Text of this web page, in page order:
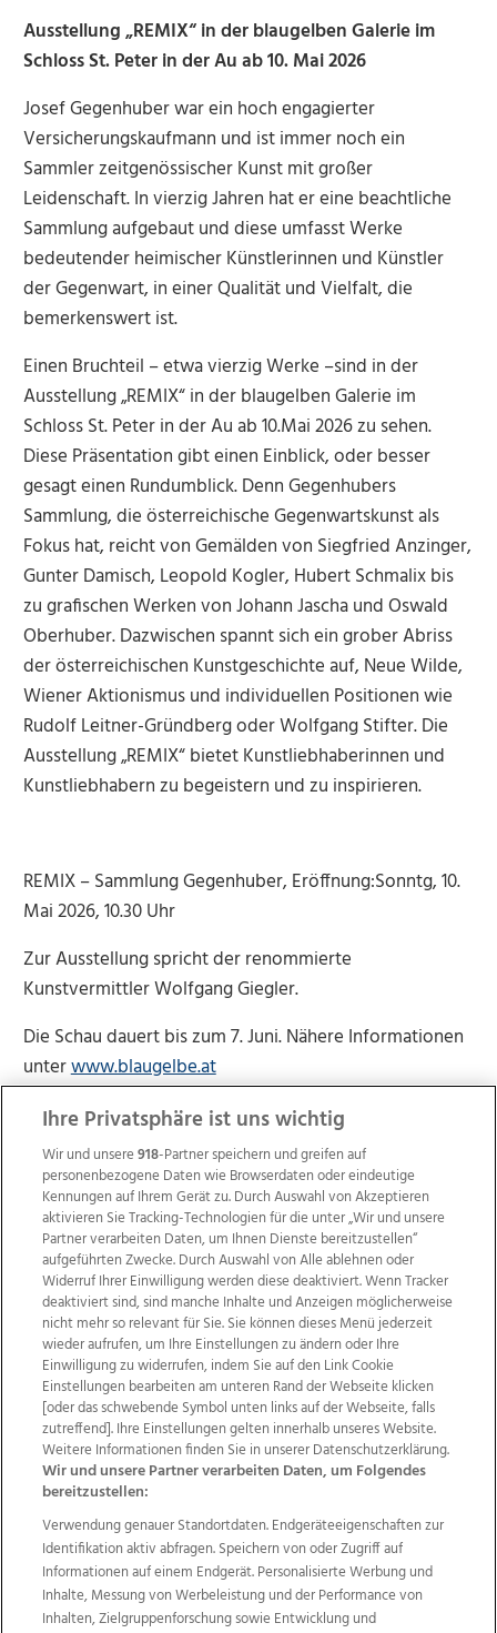
Ausstellung „REMIX“ in der blaugelben Galerie im
Schloss St. Peter in der Au ab 10. Mai 2026
Josef Gegenhuber war ein hoch engagierter
Versicherungskaufmann und ist immer noch ein
Sammler zeitgenössischer Kunst mit großer
Leidenschaft. In vierzig Jahren hat er eine beachtliche
Sammlung aufgebaut und diese umfasst Werke
bedeutender heimischer Künstlerinnen und Künstler
der Gegenwart, in einer Qualität und Vielfalt, die
bemerkenswert ist.
Einen Bruchteil – etwa vierzig Werke –sind in der
Ausstellung „REMIX“ in der blaugelben Galerie im
Schloss St. Peter in der Au ab 10.Mai 2026 zu sehen.
Diese Präsentation gibt einen Einblick, oder besser
gesagt einen Rundumblick. Denn Gegenhubers
Sammlung, die österreichische Gegenwartskunst als
Fokus hat, reicht von Gemälden von Siegfried Anzinger,
Gunter Damisch, Leopold Kogler, Hubert Schmalix bis
zu grafischen Werken von Johann Jascha und Oswald
Oberhuber. Dazwischen spannt sich ein grober Abriss
der österreichischen Kunstgeschichte auf, Neue Wilde,
Wiener Aktionismus und individuellen Positionen wie
Rudolf Leitner-Gründberg oder Wolfgang Stifter. Die
Ausstellung „REMIX“ bietet Kunstliebhaberinnen und
Kunstliebhabern zu begeistern und zu inspirieren.
REMIX – Sammlung Gegenhuber, Eröffnung:Sonntg, 10.
Mai 2026, 10.30 Uhr
Zur Ausstellung spricht der renommierte
Kunstvermittler Wolfgang Giegler.
Die Schau dauert bis zum 7. Juni. Nähere Informationen
unterwww.blaugelbe.at
Wir über uns Mediadaten Kontakt
Jobs
Datenschutz
Impressum
AGB Anzeigekunden
AGB Website
Ehrenkodex Politische Werbung
Weitere Angebote des Medienhauses Wimmer
TV1 di-mog-i.at OÖNow
Ischler Woche
Life Radio
OÖNachrichten
OÖN Immobilien
OÖN Karriere
OÖN Reise
Promenaden Galerien
Ihre Privatsphäre ist uns wichtig
Wir und unsere918-Partner speichern und greifen auf
personenbezogene Daten wie Browserdaten oder eindeutige
Kennungen auf Ihrem Gerät zu. Durch Auswahl von Akzeptieren
aktivieren Sie Tracking-Technologien für die unter „Wir und unsere
Partner verarbeiten Daten, um Ihnen Dienste bereitzustellen“
aufgeführten Zwecke. Durch Auswahl von Alle ablehnen oder
Widerruf Ihrer Einwilligung werden diese deaktiviert. Wenn Tracker
deaktiviert sind, sind manche Inhalte und Anzeigen möglicherweise
nicht mehr so relevant für Sie. Sie können dieses Menü jederzeit
wieder aufrufen, um Ihre Einstellungen zu ändern oder Ihre
Einwilligung zu widerrufen, indem Sie auf den Link Cookie
Einstellungen bearbeiten am unteren Rand der Webseite klicken
[oder das schwebende Symbol unten links auf der Webseite, falls
zutreffend]. Ihre Einstellungen gelten innerhalb unseres Website.
Weitere Informationen finden Sie in unserer Datenschutzerklärung.
Wir und unsere Partner verarbeiten Daten, um Folgendes
bereitzustellen:
Verwendung genauer Standortdaten. Endgeräteeigenschaften zur
Identifikation aktiv abfragen. Speichern von oder Zugriff auf
Informationen auf einem Endgerät. Personalisierte Werbung und
Inhalte, Messung von Werbeleistung und der Performance von
Inhalten, Zielgruppenforschung sowie Entwicklung und